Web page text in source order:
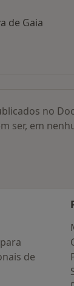
de Gaia
no
ser, em
de